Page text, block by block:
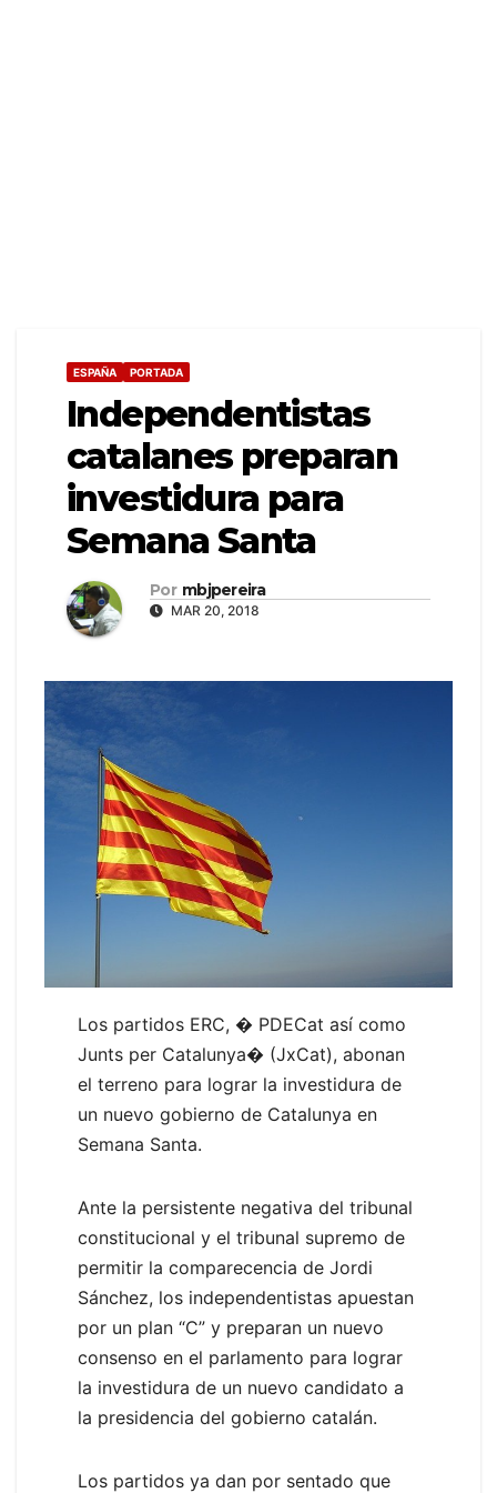
ESPAÑA PORTADA
Independentistas
catalanes preparan
investidura para
Semana Santa
Por mbjpereira
MAR 20, 2018
Los partidos ERC, � PDECat así como
Junts per Catalunya� (JxCat), abonan
el terreno para lograr la investidura de
un nuevo gobierno de Catalunya en
Semana Santa.
Ante la persistente negativa del tribunal
constitucional y el tribunal supremo de
permitir la comparecencia de Jordi
Sánchez, los independentistas apuestan
por un plan “C” y preparan un nuevo
consenso en el parlamento para lograr
la investidura de un nuevo candidato a
la presidencia del gobierno catalán.
Los partidos ya dan por sentado que